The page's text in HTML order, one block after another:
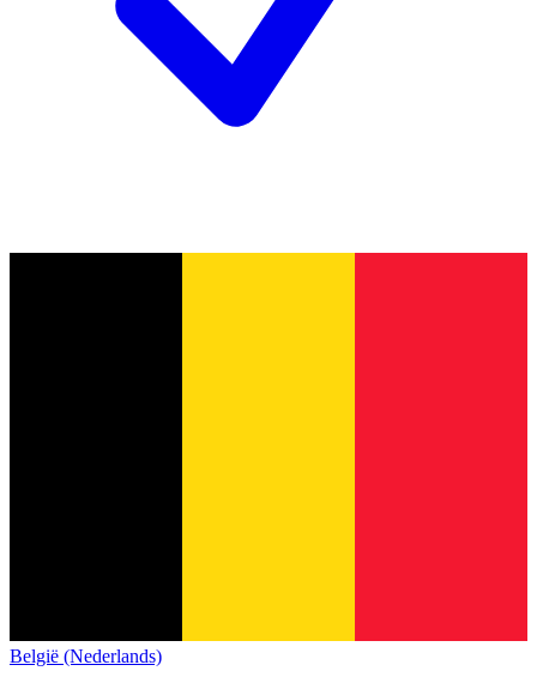
België (Nederlands)